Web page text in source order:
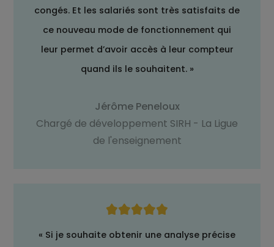
congés. Et les salariés sont très satisfaits de
ce nouveau mode de fonctionnement qui
leur permet d’avoir accès à leur compteur
quand ils le souhaitent. »
Jérôme Peneloux
Chargé de développement SIRH - La Ligue
de l'enseignement
« Si je souhaite obtenir une analyse précise